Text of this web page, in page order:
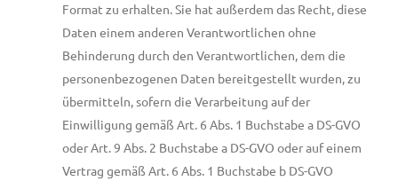
Format zu erhalten. Sie hat außerdem das Recht, diese
Daten einem anderen Verantwortlichen ohne
Behinderung durch den Verantwortlichen, dem die
personenbezogenen Daten bereitgestellt wurden, zu
übermitteln, sofern die Verarbeitung auf der
Einwilligung gemäß Art. 6 Abs. 1 Buchstabe a DS-GVO
oder Art. 9 Abs. 2 Buchstabe a DS-GVO oder auf einem
Vertrag gemäß Art. 6 Abs. 1 Buchstabe b DS-GVO